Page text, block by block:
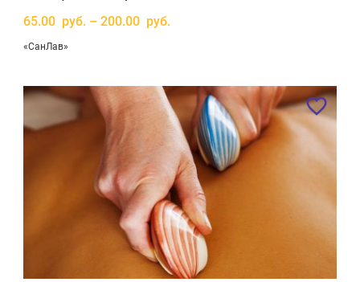
65.00 руб. – 200.00 руб.
«СанЛав»